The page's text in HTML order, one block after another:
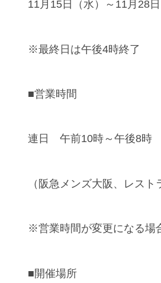
11月15日（水）～11月28日
※最終日は午後4時終了
■営業時間
連日 午前10時～午後8時
（阪急メンズ大阪、レスト
※営業時間が変更になる場
■開催場所